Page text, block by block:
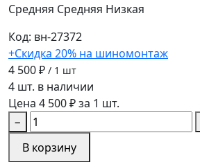
Средняя Средняя Низкая
Код: вн-27372
+Скидка 20% на шиномонтаж
4 500 ₽ / 1 шт
4 шт. в наличии
Цена 4 500 ₽ за 1 шт.
−
В корзину